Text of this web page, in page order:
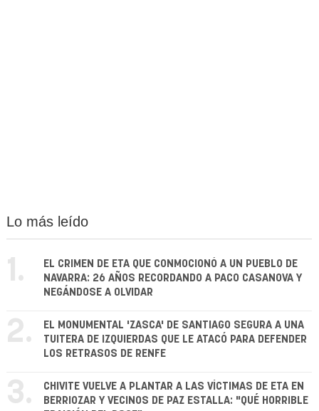
Lo más leído
1.
EL CRIMEN DE ETA QUE CONMOCIONÓ A UN PUEBLO DE
NAVARRA: 26 AÑOS RECORDANDO A PACO CASANOVA Y
NEGÁNDOSE A OLVIDAR
2.
EL MONUMENTAL 'ZASCA' DE SANTIAGO SEGURA A UNA
TUITERA DE IZQUIERDAS QUE LE ATACÓ PARA DEFENDER
LOS RETRASOS DE RENFE
3.
CHIVITE VUELVE A PLANTAR A LAS VÍCTIMAS DE ETA EN
BERRIOZAR Y VECINOS DE PAZ ESTALLA: "QUÉ HORRIBLE